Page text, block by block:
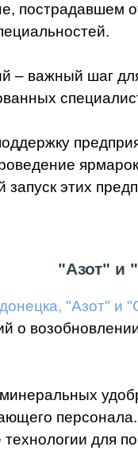
пострадавшем
– важный шаг
этих
"Азот" и
"Азот" и
о
для